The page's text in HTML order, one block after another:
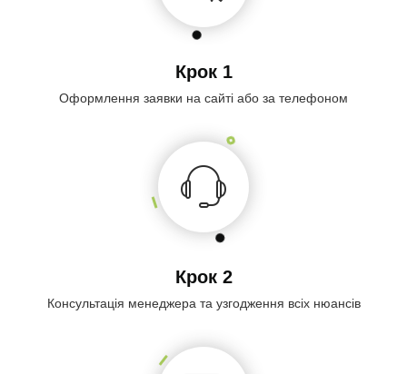
Крок 1
Оформлення заявки на сайті або за телефоном
Крок 2
Консультація менеджера та узгодження всіх нюансів